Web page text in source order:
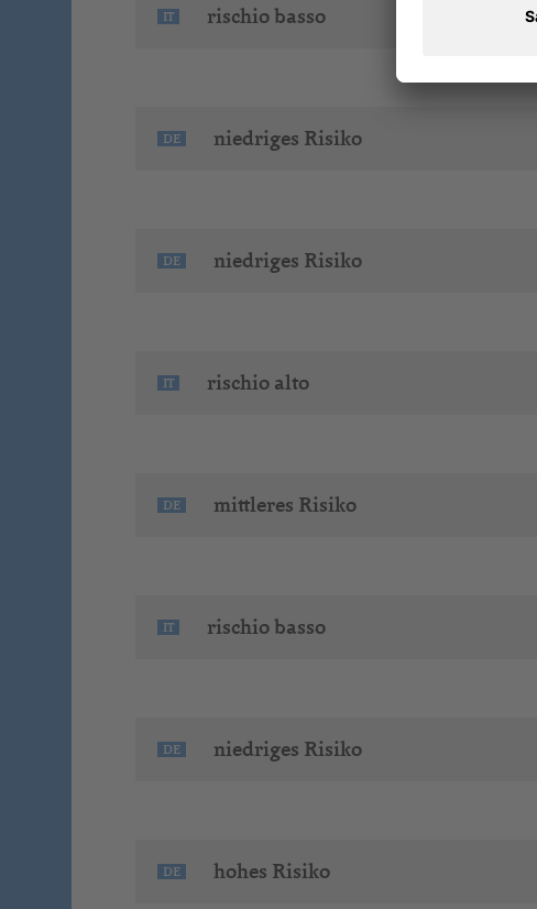
IT rischio basso
DE niedriges Risiko
DE niedriges Risiko
IT rischio alto
DE mittleres Risiko
IT rischio basso
DE niedriges Risiko
DE hohes Risiko